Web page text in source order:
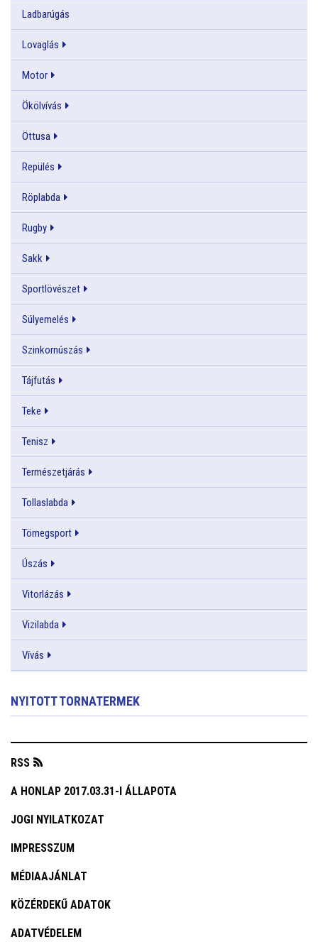
Ladbarúgás
Lovaglás
Motor
Ökölvívás
Öttusa
Repülés
Röplabda
Rugby
Sakk
Sportlövészet
Súlyemelés
Szinkornúszás
Tájfutás
Teke
Tenisz
Természetjárás
Tollaslabda
Tömegsport
Úszás
Vitorlázás
Vizilabda
Vívás
NYITOTT TORNATERMEK
RSS
A HONLAP 2017.03.31-I ÁLLAPOTA
JOGI NYILATKOZAT
IMPRESSZUM
MÉDIAAJÁNLAT
KÖZÉRDEKŰ ADATOK
ADATVÉDELEM